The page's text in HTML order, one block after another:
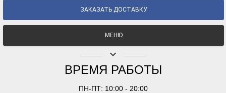
ЗАКАЗАТЬ ДОСТАВКУ
МЕНЮ
keyboard_arrow_down
ВРЕМЯ РАБОТЫ
ПН-ПТ: 10:00 - 20:00